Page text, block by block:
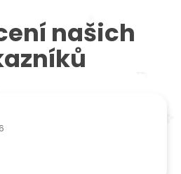
našich
obchodu je 5 z 5 hvězdiček.